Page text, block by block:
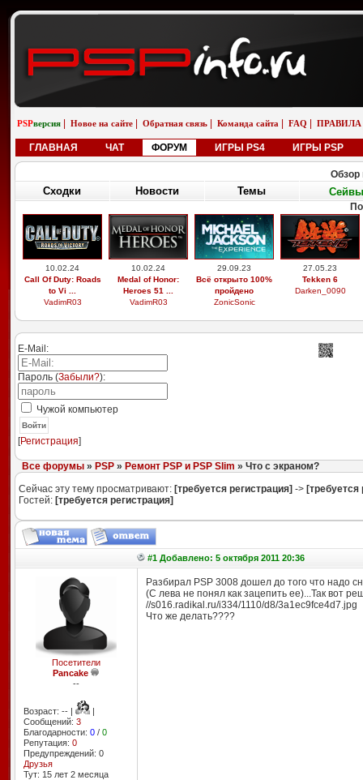
PSPверсия Новое на сайте Обратная связь Команда сайта FAQ ПРАВИЛА
ГЛАВНАЯ ЧАТ ФОРУМ ИГРЫ PS4 ИГРЫ PSP
Обзор
Сходки Новости Темы Сейвы
10.02.24
Call Of Duty: Roads
to Vi ...
VadimR03
10.02.24
Medal of Honor:
Heroes 51 ...
VadimR03
29.09.23
Всё открыто 100%
пройдено
ZonicSonic
27.05.23
Tekken 6
Darken_0090
E-Mail:
Пароль (Забыли?):
Чужой компьютер
Войти
[Регистрация]
Все форумы» PSP» Ремонт PSP и PSP Slim » Что с экраном?
Сейчас эту тему просматривают: [требуется регистрация] -> [требуется
Гостей: [требуется регистрация]
#1 Добавлено: 5 октября 2011 20:36
Посетители
Pancake
--
Возраст: -- |
|
Сообщений: 3
Благодарности: 0/ 0
Репутация: 0
Предупреждений: 0
Друзья
Тут: 15 лет 2 месяцa
Разбирал PSP 3008 дошел до того что надо
(С лева не понял как зацепить ее)...Так вот
//s016.radikal.ru/i334/1110/d8/3a1ec9fce4d7.jpg
Что же делать????